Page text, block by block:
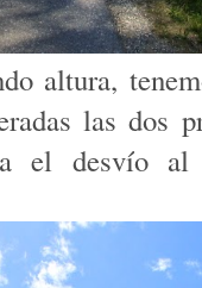
altura,
las dos
el desvío